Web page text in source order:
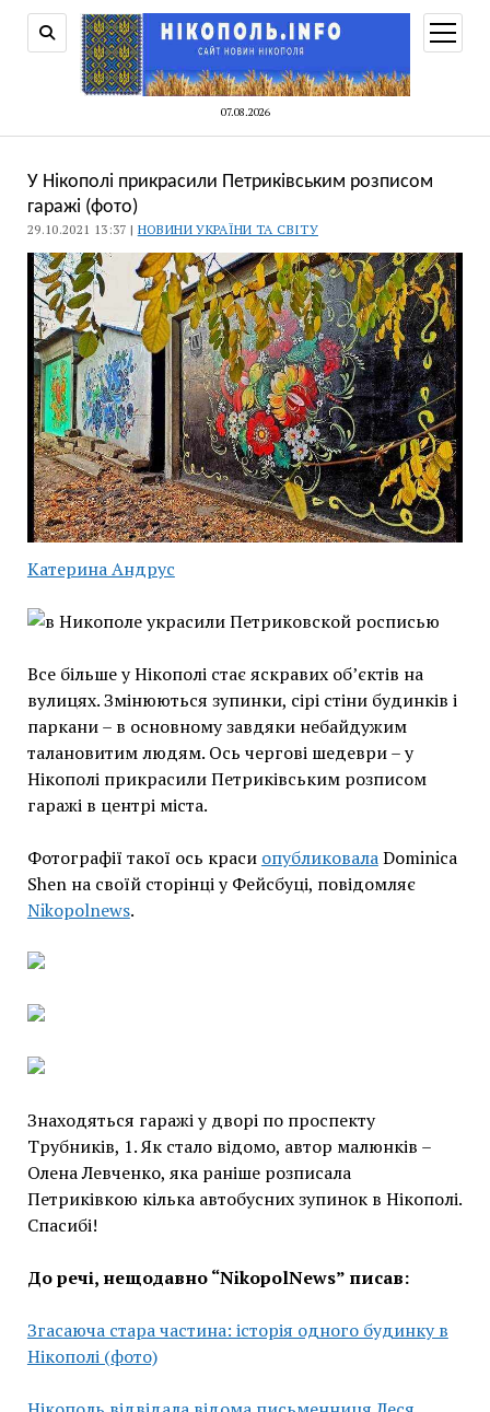
07.08.2026
меню
У Нікополі прикрасили Петриківським розписом
гаражі (фото)
29.10.2021 13:37 | НОВИНИ УКРАЇНИ ТА СВІТУ
Катерина Андрус
Все більше у Нікополі стає яскравих об’єктів на
вулицях. Змінюються зупинки, сірі стіни будинків і
паркани – в основному завдяки небайдужим
талановитим людям. Ось чергові шедеври – у
Нікополі прикрасили Петриківським розписом
гаражі в центрі міста.
Фотографії такої ось краси опубликовалаDominica
Shen на своїй сторінці у Фейсбуці, повідомляє
Nikopolnews.
Знаходяться гаражі у дворі по проспекту
Трубників, 1. Як стало відомо, автор малюнків –
Олена Левченко, яка раніше розписала
Петриківкою кілька автобусних зупинок в Нікополі.
Спасибі!
До речі, нещодавно “NikopolNews” писав:
Згасаюча стара частина: історія одного будинку в
Нікополі (фото)